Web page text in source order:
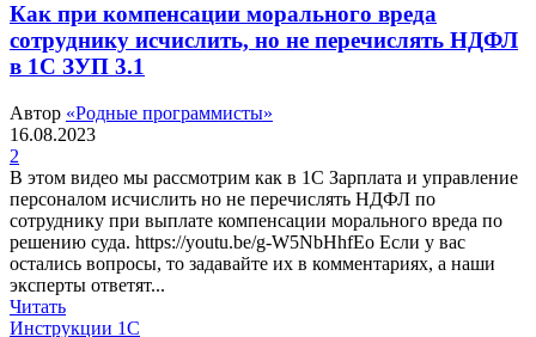
Как при компенсации морального вреда
сотруднику исчислить, но не перечислять НДФЛ
в 1С ЗУП 3.1
Автор «Родные программисты»
16.08.2023
2
В этом видео мы рассмотрим как в 1С Зарплата и управление
персоналом исчислить но не перечислять НДФЛ по
сотруднику при выплате компенсации морального вреда по
решению суда. https://youtu.be/g-W5NbHhfEo Если у вас
остались вопросы, то задавайте их в комментариях, а наши
эксперты ответят...
Читать
Инструкции 1С